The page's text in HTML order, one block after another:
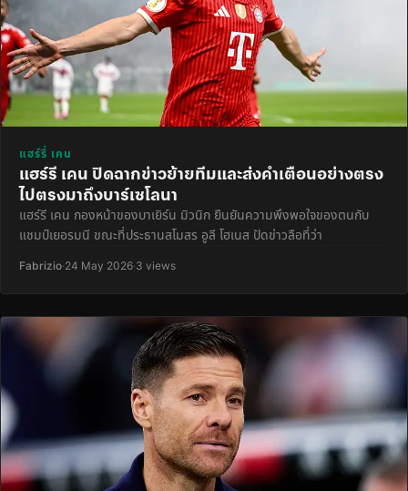
แฮร์รี่ เคน
แฮร์รี เคน ปิดฉากข่าวย้ายทีมและส่งคำเตือนอย่างตรง
ไปตรงมาถึงบาร์เซโลนา
แฮร์รี เคน กองหน้าของบาเยิร์น มิวนิก ยืนยันความพึงพอใจของตนกับ
แชมป์เยอรมนี ขณะที่ประธานสโมสร อูลี โฮเนส ปัดข่าวลือที่ว่า
Fabrizio·24 May 2026·3 views